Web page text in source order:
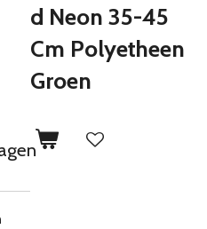
d Neon 35-45
Cm Polyetheen
Groen